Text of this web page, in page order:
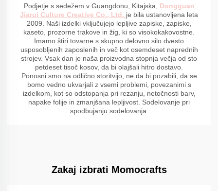
Podjetje s sedežem v Guangdonu, Kitajska, Dongguan
Jiarui Culture Creative Co., Ltd. je bila ustanovljena leta
2009. Naši izdelki vključujejo lepljive zapiske, zapiske,
kaseto, prozorne trakove in žig, ki so visokokakovostne.
Imamo štiri tovarne s skupno delovno silo dvesto
usposobljenih zaposlenih in več kot osemdeset naprednih
strojev. Vsak dan je naša proizvodna stopnja večja od sto
petdeset tisoč kosov, da bi olajšali hitro dostavo.
Ponosni smo na odlično storitvijo, ne da bi pozabili, da se
bomo vedno ukvarjali z vsemi problemi, povezanimi s
izdelkom, kot so odstopanja pri rezanju, netočnosti barv,
napake folije in zmanjšana lepljivost. Sodelovanje pri
spodbujanju sodelovanja.
Zakaj izbrati Momocrafts